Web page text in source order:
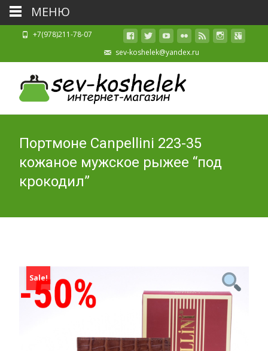
+7(978)211-78-07
sev-koshelek@yandex.ru
Портмоне Canpellini 223-35
кожаное мужское рыжее “под
крокодил”
Sale!
МЕНЮ